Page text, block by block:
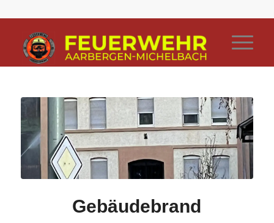
Gebäudebrand